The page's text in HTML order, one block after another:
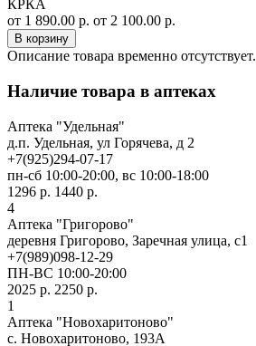
КРКА
от 1 890.00 р. от 2 100.00 р.
В корзину
Описание товара временно отсутствует.
Наличие товара в аптеках
Аптека "Удельная"
д.п. Удельная, ул Горячева, д 2
+7(925)294-07-17
пн-сб 10:00-20:00, вс 10:00-18:00
1296 р. 1440 р.
4
Аптека "Григорово"
деревня Григорово, Заречная улица, с1
+7(989)098-12-29
ПН-ВС 10:00-20:00
2025 р. 2250 р.
1
Аптека "Новохаритоново"
с. Новохаритоново, 193А